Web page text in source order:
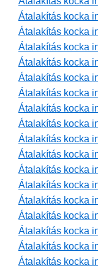
Átalakítás kocka
Átalakítás kocka
Átalakítás kocka
Átalakítás kocka
Átalakítás kocka
Átalakítás kocka
Átalakítás kocka
Átalakítás kocka
Átalakítás kocka
Átalakítás kocka
Átalakítás kocka
Átalakítás kocka
Átalakítás kocka
Átalakítás kocka
Átalakítás kocka
Átalakítás kocka
Átalakítás kocka